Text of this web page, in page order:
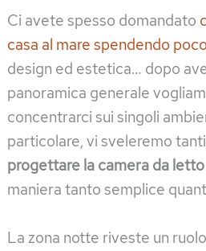
Ci avete spesso domandato
casa al mare spendendo poco
design ed estetica… dopo
panoramica generale
concentrarci sui singoli
particolare, vi sveleremo
progettare la camera da
maniera tanto semplice
La zona notte riveste un